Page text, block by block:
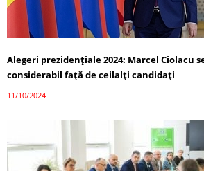
Alegeri prezidențiale 2024: Marcel Ciolacu
considerabil față de ceilalți candidați
11/10/2024